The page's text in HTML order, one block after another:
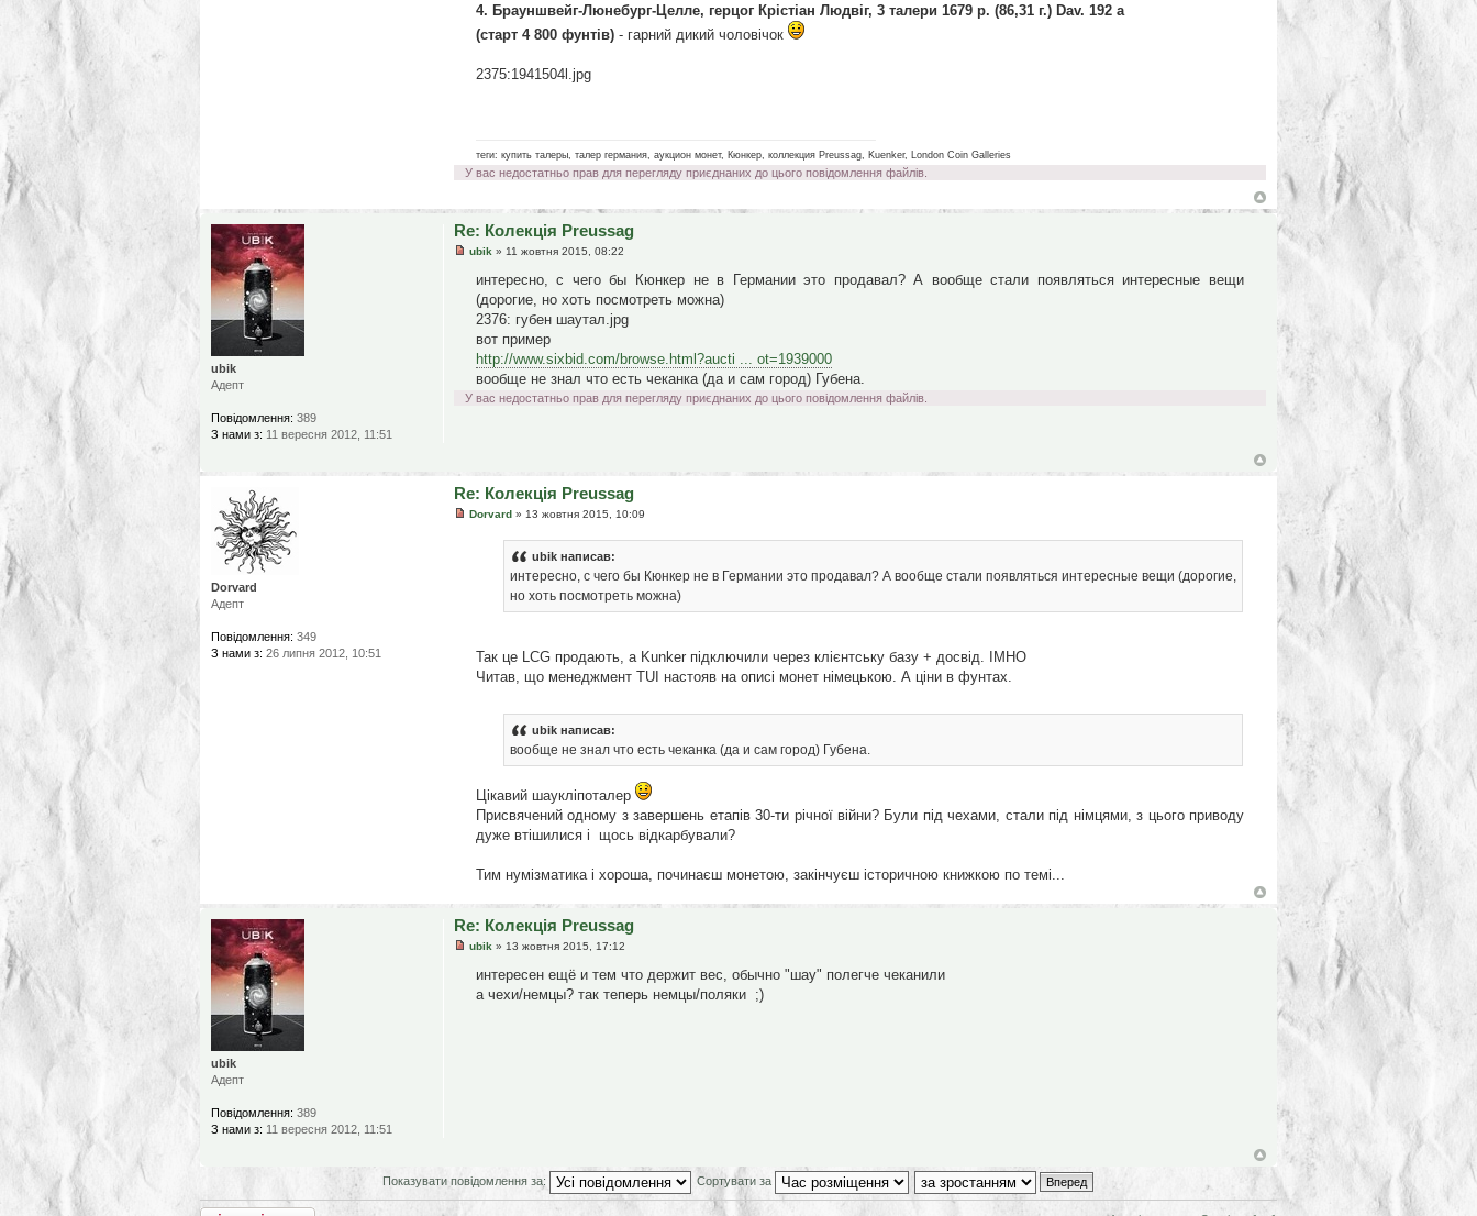
4. Брауншвейг-Люнебург-Целле, герцог Крістіан Людвіг, 3 талери 1679 р. (86,31 г.) Dav. 192 a
(старт 4 800 фунтів)- гарний дикий чоловічок
2375:1941504l.jpg
теги: купить талеры, талер германия, аукцион монет, Кюнкер, коллекция Preussag, Kuenker, London Coin Galleries
У вас недостатньо прав для перегляду приєднаних до цього повідомлення файлів.
Re: Колекція Preussag
ubik » 11 жовтня 2015, 08:22
интересно, с чего бы Кюнкер не в Германии это продавал? А вообще стали появляться интересные вещи
(дорогие, но хоть посмотреть можна)
2376: губен шаутал.jpg
вот пример
http://www.sixbid.com/browse.html?aucti ... ot=1939000
вообще не знал что есть чеканка (да и сам город) Губена.
У вас недостатньо прав для перегляду приєднаних до цього повідомлення файлів.
ubik
Адепт
Повідомлення: 389
З нами з: 11 вересня 2012, 11:51
Re: Колекція Preussag
Dorvard» 13 жовтня 2015, 10:09
ubik написав:
интересно, с чего бы Кюнкер не в Германии это продавал? А вообще стали появляться интересные вещи (дорогие,
но хоть посмотреть можна)
Так це LCG продають, а Kunker підключили через клієнтську базу + досвід. IMHO
Читав, що менеджмент TUI настояв на описі монет німецькою. А ціни в фунтах.
ubik написав:
вообще не знал что есть чеканка (да и сам город) Губена.
Цікавий шаукліпоталер
Присвячений одному з завершень етапів 30-ти річної війни? Були під чехами, стали під німцями, з цього приводу
дуже втішилися і щось відкарбували?
Тим нумізматика і хороша, починаєш монетою, закінчуєш історичною книжкою по темі...
Dorvard
Адепт
Повідомлення: 349
З нами з: 26 липня 2012, 10:51
Re: Колекція Preussag
ubik » 13 жовтня 2015, 17:12
интересен ещё и тем что держит вес, обычно "шау" полегче чеканили
а чехи/немцы? так теперь немцы/поляки ;)
ubik
Адепт
Повідомлення: 389
З нами з: 11 вересня 2012, 11:51
Показувати повідомлення за: Сортувати за
Відповісти